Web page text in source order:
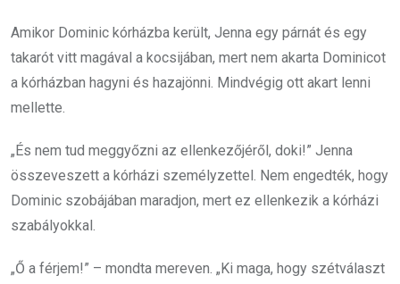
Amikor Dominic kórházba került, Jenna egy párnát és egy
takarót vitt magával a kocsijában, mert nem akarta Dominicot
a kórházban hagyni és hazajönni. Mindvégig ott akart lenni
mellette.
„És nem tud meggyőzni az ellenkezőjéről, doki!” Jenna
összeveszett a kórházi személyzettel. Nem engedték, hogy
Dominic szobájában maradjon, mert ez ellenkezik a kórházi
szabályokkal.
„Ő a férjem!” – mondta mereven. „Ki maga, hogy szétválaszt